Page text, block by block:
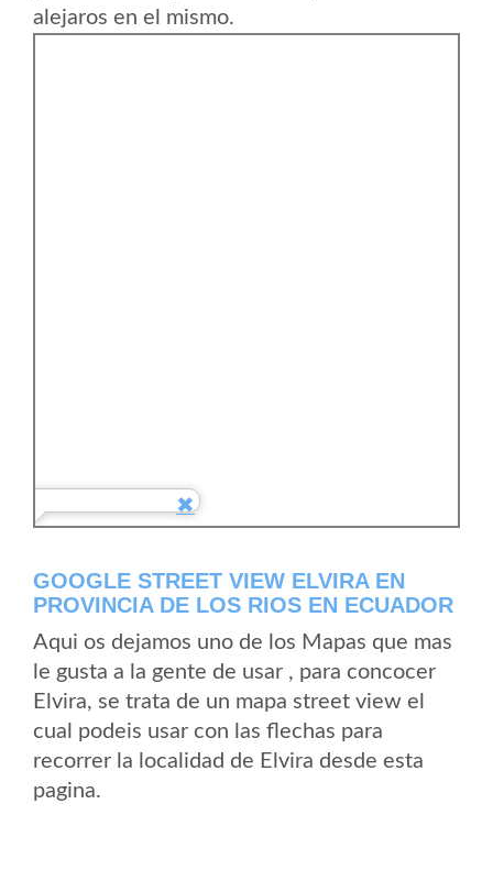
alejaros en el mismo.
GOOGLE STREET VIEW ELVIRA EN
PROVINCIA DE LOS RIOS EN ECUADOR
Aqui os dejamos uno de los Mapas que mas
le gusta a la gente de usar , para concocer
Elvira, se trata de un mapa street view el
cual podeis usar con las flechas para
recorrer la localidad de Elvira desde esta
pagina.